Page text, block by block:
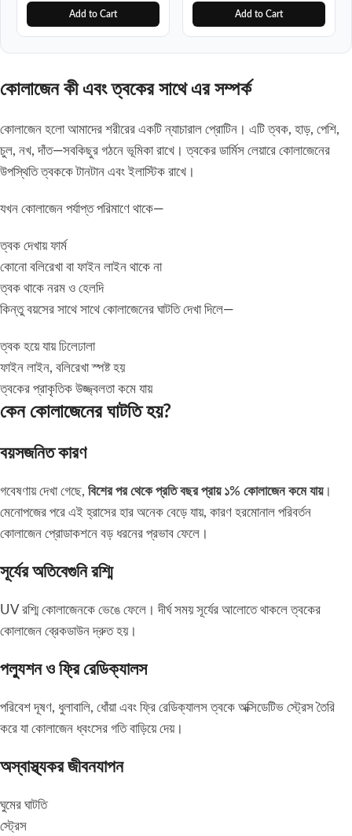
Add to Cart Add to Cart
কোলাজেন কী এবং ত্বকের সাথে এর সম্পর্ক
কোলাজেন হলো আমাদের শরীরের একটি ন্যাচারাল প্রোটিন। এটি ত্বক, হাড়, পেশি,
চুল, নখ, দাঁত—সবকিছুর গঠনে ভূমিকা রাখে। ত্বকের ডার্মিস লেয়ারে কোলাজেনের
উপস্থিতি ত্বককে টানটান এবং ইলাস্টিক রাখে।
যখন কোলাজেন পর্যাপ্ত পরিমাণে থাকে—
ত্বক দেখায় ফার্ম
কোনো বলিরেখা বা ফাইন লাইন থাকে না
ত্বক থাকে নরম ও হেলদি
কিন্তু বয়সের সাথে সাথে কোলাজেনের ঘাটতি দেখা দিলে—
ত্বক হয়ে যায় ঢিলেঢালা
ফাইন লাইন, বলিরেখা স্পষ্ট হয়
ত্বকের প্রাকৃতিক উজ্জ্বলতা কমে যায়
কেন কোলাজেনের ঘাটতি হয়?
বয়সজনিত কারণ
গবেষণায় দেখা গেছে, বিশের পর থেকে প্রতি বছর প্রায় ১% কোলাজেন কমে যায়।
মেনোপজের পরে এই হ্রাসের হার অনেক বেড়ে যায়, কারণ হরমোনাল পরিবর্তন
কোলাজেন প্রোডাকশনে বড় ধরনের প্রভাব ফেলে।
সূর্যের অতিবেগুনি রশ্মি
UV রশ্মি কোলাজেনকে ভেঙে ফেলে। দীর্ঘ সময় সূর্যের আলোতে থাকলে ত্বকের
কোলাজেন ব্রেকডাউন দ্রুত হয়।
পল্যুশন ও ফ্রি রেডিক্যালস
পরিবেশ দূষণ, ধুলাবালি, ধোঁয়া এবং ফ্রি রেডিক্যালস ত্বকে অক্সিডেটিভ স্ট্রেস তৈরি
করে যা কোলাজেন ধ্বংসের গতি বাড়িয়ে দেয়।
অস্বাস্থ্যকর জীবনযাপন
ঘুমের ঘাটতি
স্ট্রেস